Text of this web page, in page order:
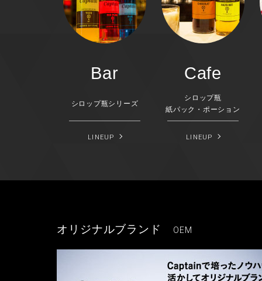
Bar
シロップ瓶シリーズ
LINEUP
Cafe
シロップ瓶
紙パック・ポーション
LINEUP
オリジナルブランド OEM